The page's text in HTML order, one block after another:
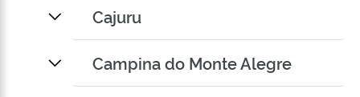
Cajuru
Campina do Monte Alegre